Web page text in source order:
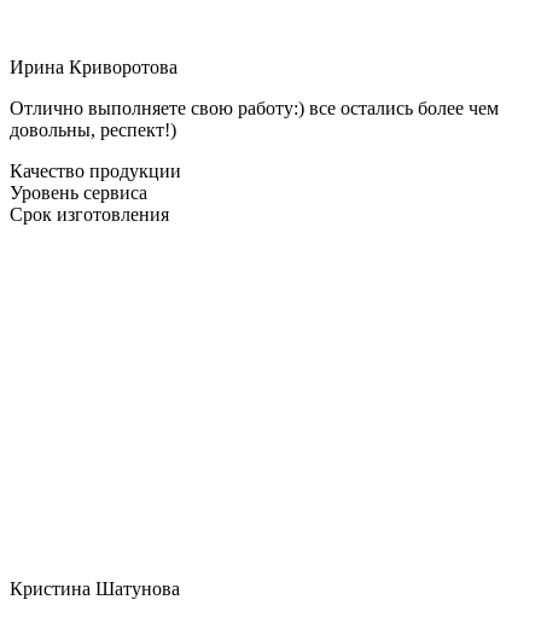
Ирина Криворотова
Отлично выполняете свою работу:) все остались более чем
довольны, респект!)
Качество продукции
Уровень сервиса
Срок изготовления
Кристина Шатунова